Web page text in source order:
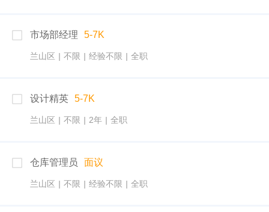
市场部经理 5-7K
兰山区 | 不限 | 经验不限 | 全职
设计精英 5-7K
兰山区 | 不限 | 2年 | 全职
仓库管理员 面议
兰山区 | 不限 | 经验不限 | 全职